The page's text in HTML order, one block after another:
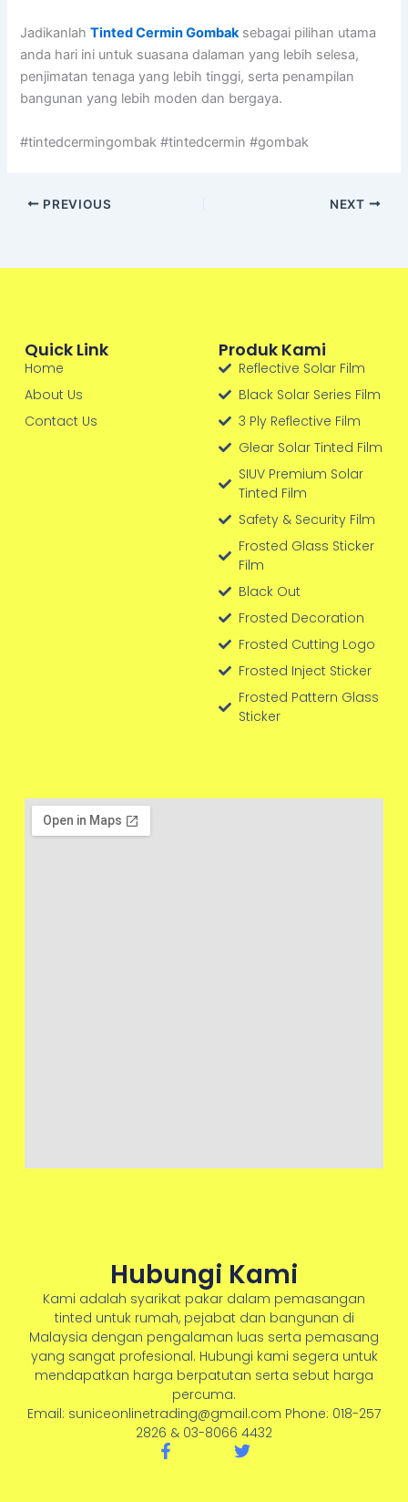
JadikanlahTinted Cermin Gombaksebagai pilihan utama
anda hari ini untuk suasana dalaman yang lebih selesa,
penjimatan tenaga yang lebih tinggi, serta penampilan
bangunan yang lebih moden dan bergaya.
#tintedcermingombak #tintedcermin #gombak
PREVIOUS NEXT
Hubungi Kami
Kami adalah syarikat pakar dalam pemasangan
tinted untuk rumah, pejabat dan bangunan di
Malaysia dengan pengalaman luas serta pemasang
yang sangat profesional. Hubungi kami segera untuk
mendapatkan harga berpatutan serta sebut harga
percuma.
Email: suniceonlinetrading@gmail.com Phone: 018-257
2826 & 03-8066 4432
F
T
Quick Link
Home
About Us
Contact Us
Produk Kami
Reflective Solar Film
Black Solar Series Film
3 Ply Reflective Film
Glear Solar Tinted Film
SIUV Premium Solar
Tinted Film
Safety & Security Film
Frosted Glass Sticker
Film
Black Out
Frosted Decoration
Frosted Cutting Logo
Frosted Inject Sticker
Frosted Pattern Glass
Sticker